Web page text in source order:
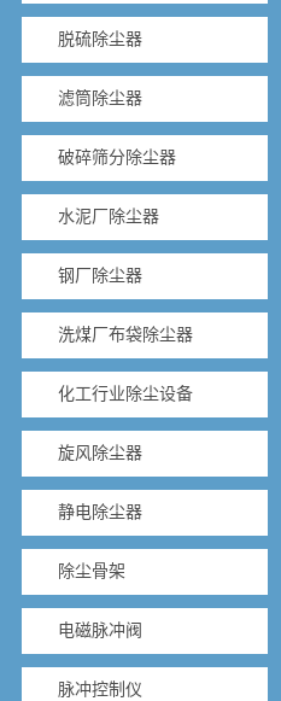
脱硫除尘器
滤筒除尘器
破碎筛分除尘器
水泥厂除尘器
钢厂除尘器
洗煤厂布袋除尘器
化工行业除尘设备
旋风除尘器
静电除尘器
除尘骨架
电磁脉冲阀
脉冲控制仪